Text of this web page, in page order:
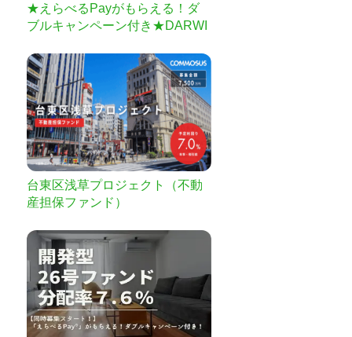
★えらべるPayがもらえる！ダ
ブルキャンペーン付き★DARWI
台東区浅草プロジェクト（不動
産担保ファンド）